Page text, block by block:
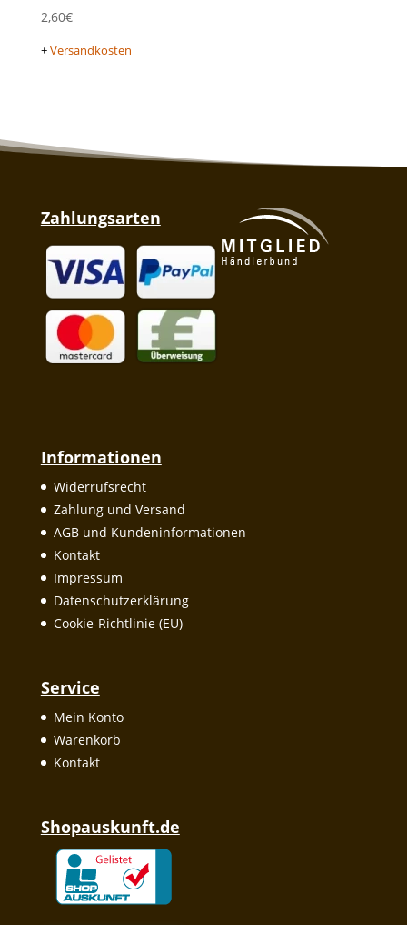
2,60€
+Versandkosten
Zahlungsarten
Informationen
Widerrufsrecht
Zahlung und Versand
AGB und Kundeninformationen
Kontakt
Impressum
Datenschutzerklärung
Cookie-Richtlinie (EU)
Service
Mein Konto
Warenkorb
Kontakt
Shopauskunft.de